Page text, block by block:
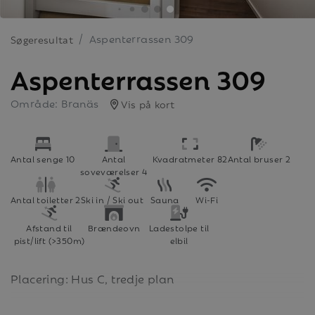
Søgeresultat Aspenterrassen 309
Aspenterrassen 309
Område: Branäs Vis på kort
Antal senge 10
Antal
soveværelser 4
Kvadratmeter 82Antal bruser 2
Antal toiletter 2Ski in / Ski out Sauna
Wi-Fi
Afstand til
pist/lift (>350m)
Brændeovn
Ladestolpe til
elbil
Placering: Hus C, tredje plan